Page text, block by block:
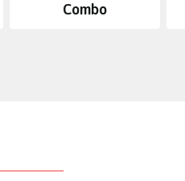
Combo